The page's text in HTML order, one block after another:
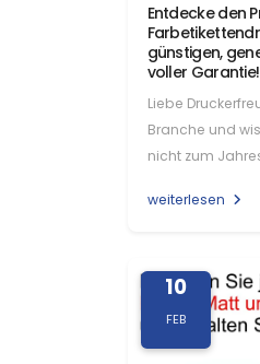
Entdecke den
günstigen,
voller
Liebe
Branche und
nicht zum
weiterlesen
10
FEB